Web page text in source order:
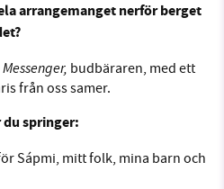
arrangemanget nerför berget
budbäraren, med ett
från oss samer.
springer:
Sápmi, mitt folk, mina barn och